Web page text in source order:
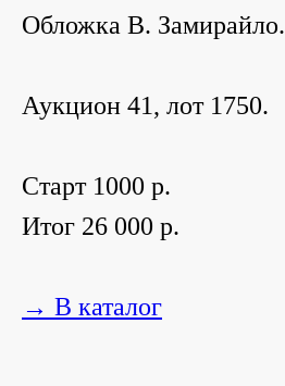
Обложка В. Замирайло.
Аукцион 41, лот 1750.
Старт 1000 р.
Итог 26 000 р.
→ В каталог